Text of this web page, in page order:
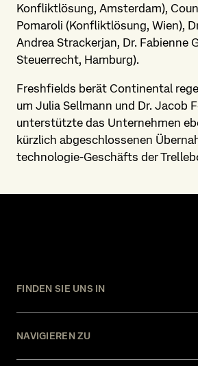
Konfliktlösung, Amsterdam),
Pomaroli (Konfliktlösung, Wien),
Andrea Strackerjan, Dr. Fabienne
Steuerrecht, Hamburg).
Freshfields berät Continental
um Julia Sellmann und Dr. Jacob
unterstützte das Unternehmen
kürzlich abgeschlossenen
technologie-Geschäfts der
FINDEN SIE UNS IN
NAVIGIEREN ZU